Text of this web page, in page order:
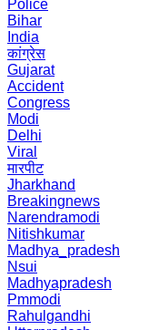
Police
Bihar
India
कांग्रेस
Gujarat
Accident
Congress
Modi
Delhi
Viral
मारपीट
Jharkhand
Breakingnews
Narendramodi
Nitishkumar
Madhya_pradesh
Nsui
Madhyapradesh
Pmmodi
Rahulgandhi